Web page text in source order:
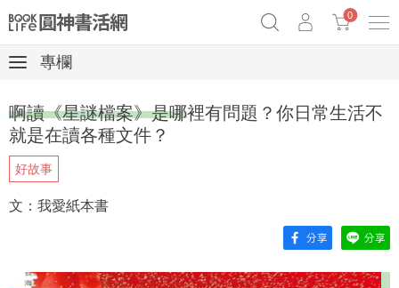
Netflix話題章魚小說！
0
專欄
啊讀《星謎檔案》是哪裡有問題？你日常生活不
就是在讀各種文件？
好故事
文：我愛紙本書